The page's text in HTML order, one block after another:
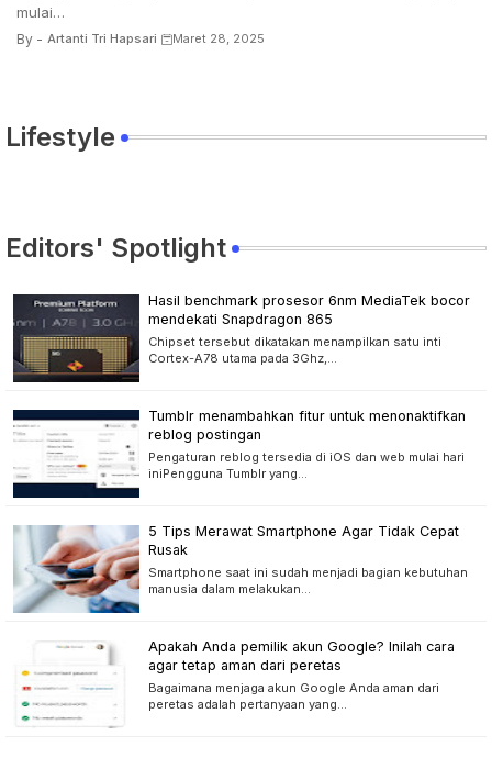
mulai…
By - Artanti Tri Hapsari Maret 28, 2025
Lifestyle
Editors' Spotlight
Hasil benchmark prosesor 6nm MediaTek bocor
mendekati Snapdragon 865
Chipset tersebut dikatakan menampilkan satu inti
Cortex-A78 utama pada 3Ghz,…
Tumblr menambahkan fitur untuk menonaktifkan
reblog postingan
Pengaturan reblog tersedia di iOS dan web mulai hari
iniPengguna Tumblr yang…
5 Tips Merawat Smartphone Agar Tidak Cepat
Rusak
Smartphone saat ini sudah menjadi bagian kebutuhan
manusia dalam melakukan…
Apakah Anda pemilik akun Google? Inilah cara
agar tetap aman dari peretas
Bagaimana menjaga akun Google Anda aman dari
peretas adalah pertanyaan yang…